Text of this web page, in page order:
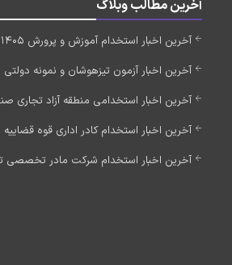
آخرین مطالب وبلاگ
آخرین اخبار استخدام آموزش و پرورش 1405 (به زودی)
آخرین اخبار آزمون تیزهوشان و نمونه دولتی
آخرین اخبار استخدامی منطقه آزاد تجاری صنعتی
آخرین اخبار استخدام کادر اداری قوه قضاییه 1405 (به زودی)
آخرین اخبار استخدام شرکت مادر تخصصی تولید نیروی